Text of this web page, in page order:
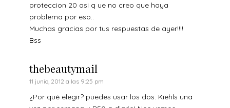
proteccion 20 asi q ue no creo que haya
problema por eso..
Muchas gracias por tus respuestas de ayer!!!!
Bss
thebeautymail
11 junio, 2012 a las 9:25 pm
¿Por qué elegir? puedes usar los dos. Kiehls una